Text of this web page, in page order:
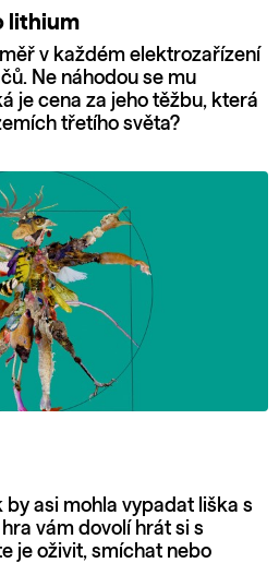
lithium
v každém elektrozařízení
Ne náhodou se mu
je cena za jeho těžbu, která
třetího světa?
by asi mohla vypadat liška s
vám dovolí hrát si s
je oživit, smíchat nebo